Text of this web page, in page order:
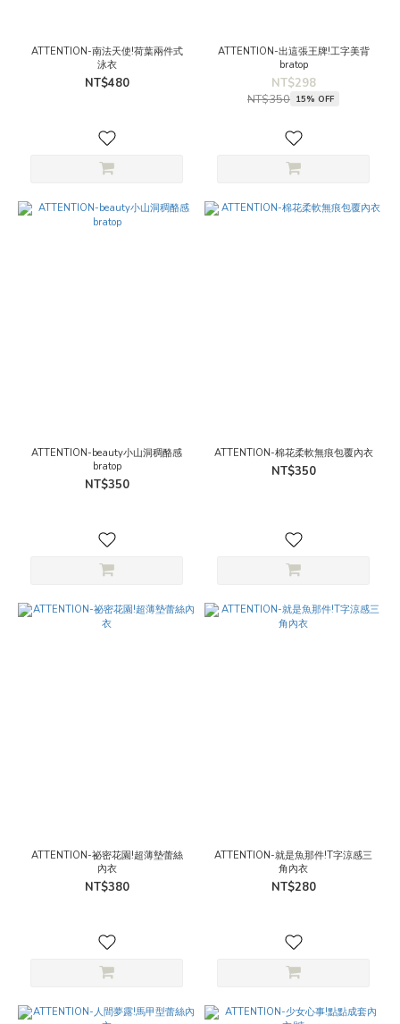
ATTENTION-南法天使!荷葉兩件式
泳衣
NT$480
ATTENTION-出這張王牌!工字美背
bratop
NT$298
NT$350 15% OFF
ATTENTION-beauty小山洞稠酪感
bratop
NT$350
ATTENTION-棉花柔軟無痕包覆內衣
NT$350
ATTENTION-祕密花園!超薄墊蕾絲
內衣
NT$380
ATTENTION-就是魚那件!T字涼感三
角內衣
NT$280